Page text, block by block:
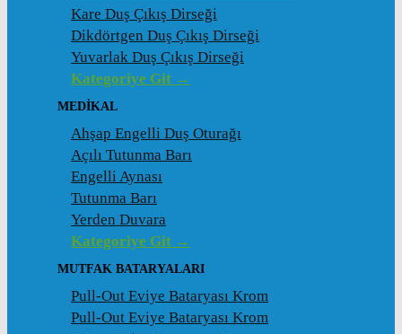
Kare Duş Çıkış Dirseği
Dikdörtgen Duş Çıkış Dirseği
Yuvarlak Duş Çıkış Dirseği
Kategoriye Git →
MEDİKAL
Ahşap Engelli Duş Oturağı
Açılı Tutunma Barı
Engelli Aynası
Tutunma Barı
Yerden Duvara
Kategoriye Git →
MUTFAK BATARYALARI
Pull-Out Eviye Bataryası Krom
Pull-Out Eviye Bataryası Krom